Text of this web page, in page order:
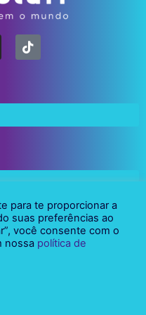
reservados / 2021
para te proporcionar a
suas preferências ao
você consente com o
nossa política de